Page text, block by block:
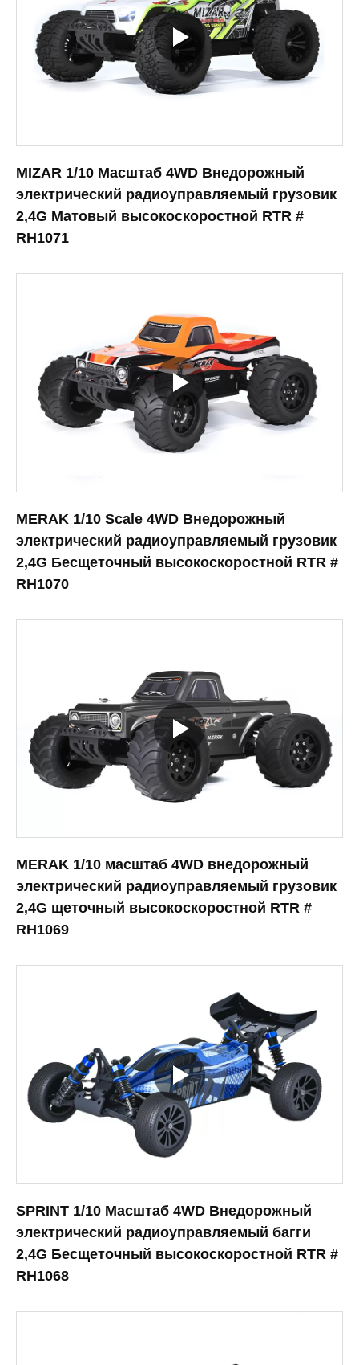
MIZAR 1/10 Масштаб 4WD Внедорожный
электрический радиоуправляемый грузовик
2,4G Матовый высокоскоростной RTR #
RH1071
MERAK 1/10 Scale 4WD Внедорожный
электрический радиоуправляемый грузовик
2,4G Бесщеточный высокоскоростной RTR #
RH1070
MERAK 1/10 масштаб 4WD внедорожный
электрический радиоуправляемый грузовик
2,4G щеточный высокоскоростной RTR #
RH1069
SPRINT 1/10 Масштаб 4WD Внедорожный
электрический радиоуправляемый багги
2,4G Бесщеточный высокоскоростной RTR #
RH1068